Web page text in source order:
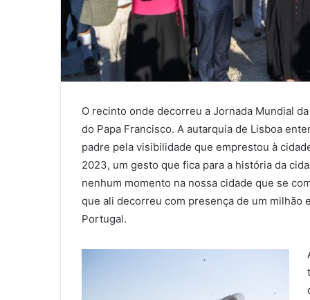
O recinto onde decorreu a Jornada Mundial
do Papa Francisco. A autarquia de Lisboa
padre pela visibilidade que emprestou à
2023, um gesto que fica para a história da
nenhum momento na nossa cidade que se
que ali decorreu com presença de um milhão
Portugal.